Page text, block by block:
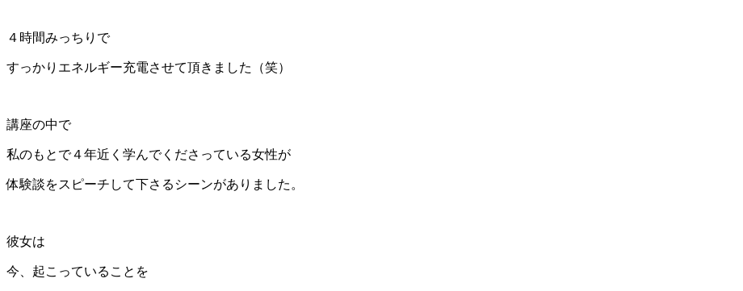
４時間みっちりで
すっかりエネルギー充電させて頂きました（笑）
講座の中で
私のもとで４年近く学んでくださっている女性が
体験談をスピーチして下さるシーンがありました。
彼女は
今、起こっていることを